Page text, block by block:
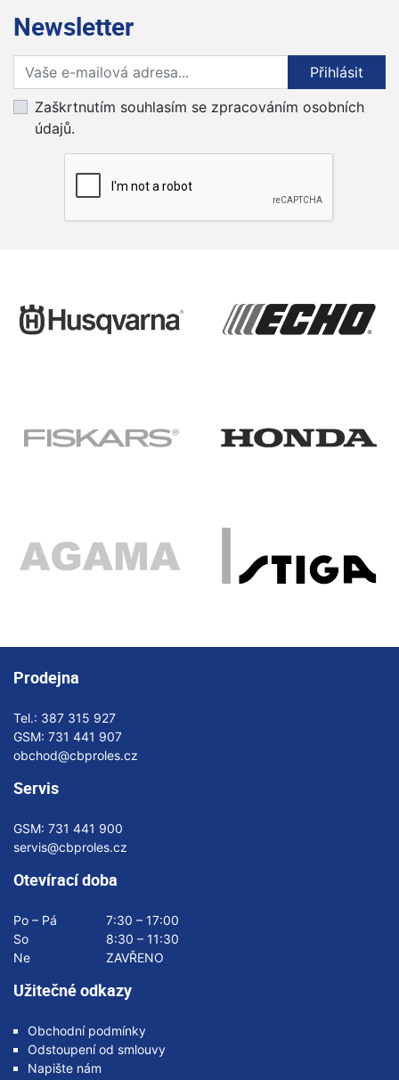
Newsletter
Přihlaste se k odběru novinek
Přihlásit
Zaškrtnutím souhlasím se zpracováním osobních
údajů.
Prodejna
Tel.: 387 315 927
GSM: 731 441 907
obchod@cbproles.cz
Servis
GSM: 731 441 900
servis@cbproles.cz
Otevírací doba
Po – Pá
7:30 – 17:00
So
8:30 – 11:30
Ne
ZAVŘENO
Užitečné odkazy
Obchodní podmínky
Odstoupení od smlouvy
Napište nám